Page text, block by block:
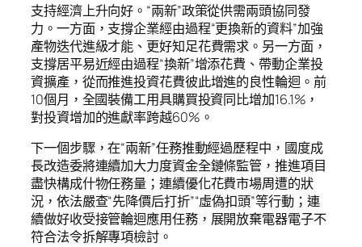
支持經濟上升向好。“兩新”政策從供需兩頭協同發
力。一方面，支撐企業經由過程“更換新的資料”加強
產物迭代進級才能、更好知足花費需求。另一方面，
支撐居平易近經由過程“換新”增添花費、帶動企業投
資擴產，從而推進投資花費彼此增進的良性輪迴。前
10個月，全國裝備工用具購買投資同比增加16.1%，
對投資增加的進獻率跨越60%。
下一個步驟，在“兩新”任務推動經過歷程中，國度成
長改造委將連續加大力度資金全鏈條監管，推進項目
盡快構成什物任務量；連續優化花費市場周遭的狀
況，依法嚴查“先降價后打折”“虛偽扣頭”等行動；連
續做好收受接管輪迴應用任務，展開放棄電器電子不
符合法令拆解專項檢討。